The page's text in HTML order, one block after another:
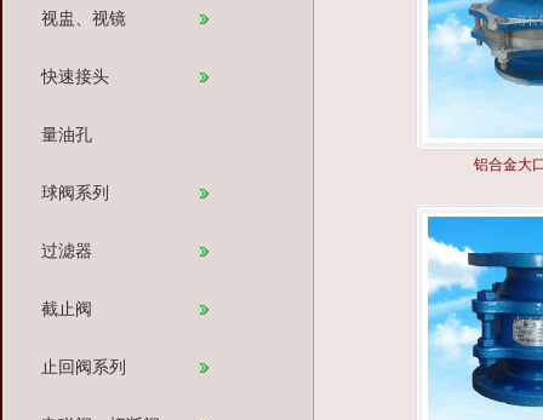
视盅、视镜
快速接头
量油孔
球阀系列
过滤器
截止阀
止回阀系列
铝合金大